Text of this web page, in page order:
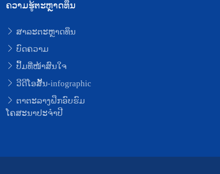
ຄວາມຮູ້ຕະຫຼາດທຶນ
ສາລະຕະຫຼາດທຶນ
ບົດຄວາມ
ປຶ້ມທີ່ໜ້າສົນໃຈ
ວີດີໂອສັ້ນ-infographic
ຕາຕະລາງຝຶກອົບຮົມ
ໂຄສະນາປະຈຳປີ